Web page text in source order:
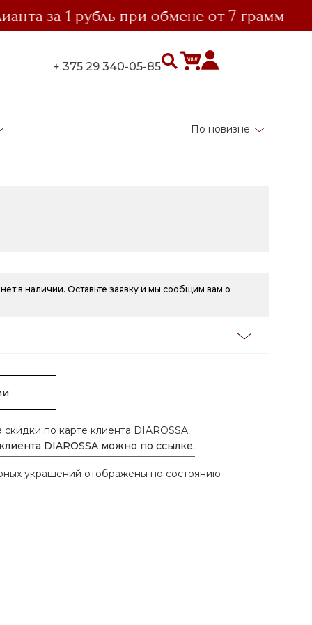
за 1 рубль при обмене от 7 грамм
+ 375 29 340-05-85
По новизне
в наличии. Оставьте заявку и мы сообщим вам о
скидки по карте клиента DIAROSSA.
DIAROSSA можно по ссылке.
украшений отображены по состоянию